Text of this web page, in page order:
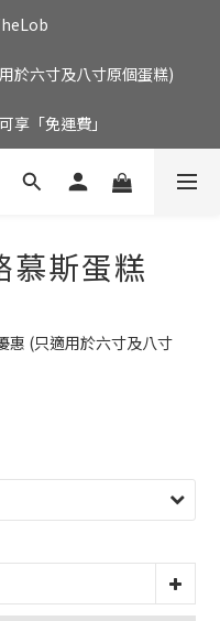
於六寸及八寸原個蛋糕)
享「免運費」
慕斯蛋糕
惠 (只適用於六寸及八寸